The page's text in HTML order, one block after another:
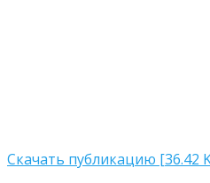
Скачать публикацию [36.42